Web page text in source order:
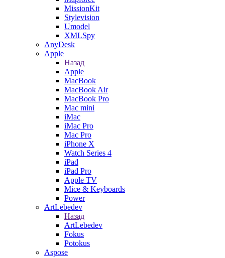
MissionKit
Stylevision
Umodel
XMLSpy
AnyDesk
Apple
Назад
Apple
MacBook
MacBook Air
MacBook Pro
Mac mini
iMac
iMac Pro
Mac Pro
iPhone X
Watch Series 4
iPad
iPad Pro
Apple TV
Mice & Keyboards
Power
ArtLebedev
Назад
ArtLebedev
Fokus
Potokus
Aspose